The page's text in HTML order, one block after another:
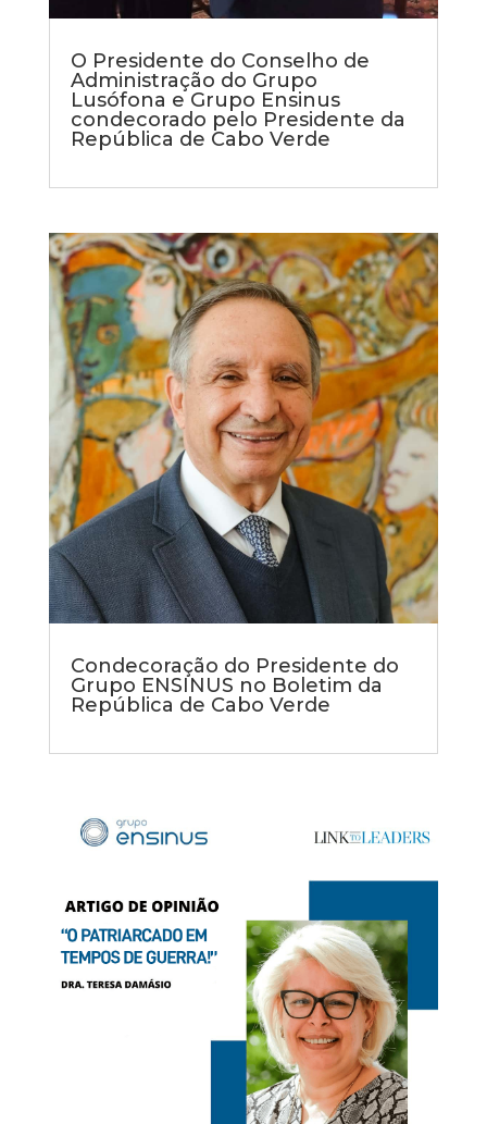
O Presidente do Conselho de
Administração do Grupo
Lusófona e Grupo Ensinus
condecorado pelo Presidente da
República de Cabo Verde
Condecoração do Presidente do
Grupo ENSINUS no Boletim da
República de Cabo Verde